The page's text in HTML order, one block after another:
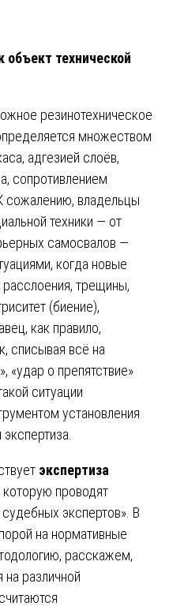
объект технической
резинотехническое
множеством
адгезией слоёв,
сопротивлением
сожалению, владельцы
техники — от
самосвалов —
когда новые
трещины,
(биение),
как правило,
списывая всё на
«удар о препятствие»
ситуации
установления
экспертиза
которую проводят
экспертов». В
на нормативные
расскажем,
различной